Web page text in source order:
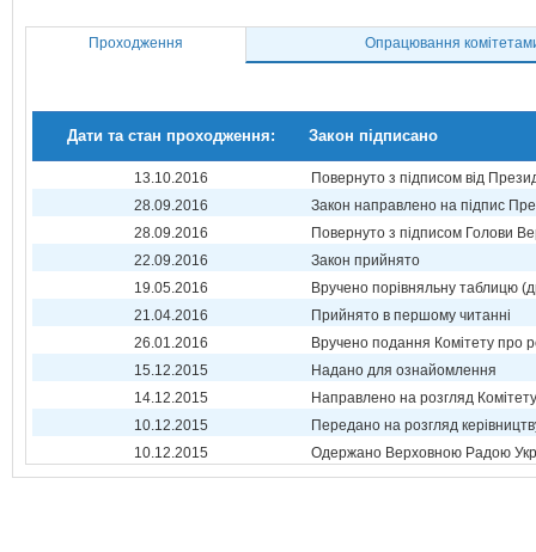
Проходження Опрацювання
Дати та стан проходження: Закон підписано
13.10.2016
Повернуто з підписом від
28.09.2016
Закон направлено на підпис
28.09.2016
Повернуто з підписом Голови
22.09.2016
Закон прийнято
19.05.2016
Вручено порівняльну таблицю
21.04.2016
Прийнято в першому читанні
26.01.2016
Вручено подання Комітету про
15.12.2015
Надано для ознайомлення
14.12.2015
Направлено на розгляд Комітету
10.12.2015
Передано на розгляд
10.12.2015
Одержано Верховною Радою